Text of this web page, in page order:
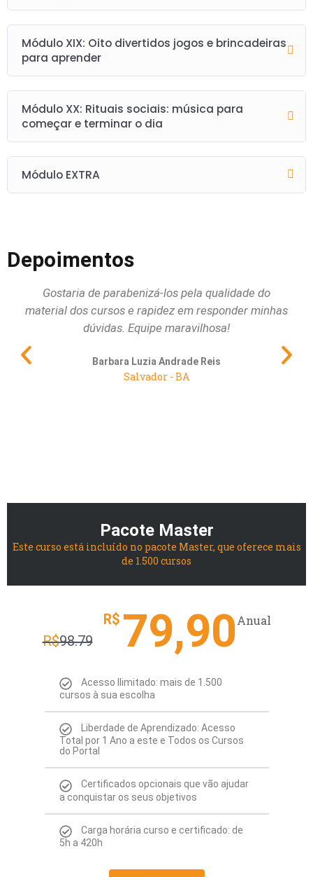
Módulo XIX: Oito divertidos jogos e brincadeiras
para aprender
Módulo XX: Rituais sociais: música para
começar e terminar o dia
Módulo EXTRA
Depoimentos
Gostaria de parabenizá-los pela qualidade do
material dos cursos e rapidez em responder minhas
dúvidas. Equipe maravilhosa!
Barbara Luzia Andrade Reis
Salvador - BA
Pacote Master
Este curso está incluído no pacote Master, que oferece mais
de 1.500 cursos
R$98.79
R$ 79,90Anual
Acesso Ilimitado: mais de 1.500
cursos à sua escolha
Liberdade de Aprendizado: Acesso
Total por 1 Ano a este e Todos os Cursos
do Portal
Certificados opcionais que vão ajudar
a conquistar os seus objetivos
Carga horária curso e certificado: de
5h a 420h